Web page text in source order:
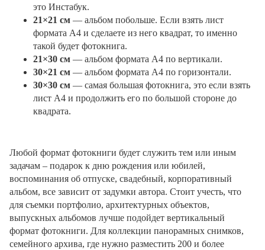
это Инстабук.
21×21 см — альбом побольше. Если взять лист
формата А4 и сделаете из него квадрат, то именно
такой будет фотокнига.
21×30 см — альбом формата А4 по вертикали.
30×21 см — альбом формата А4 по горизонтали.
30×30 см — самая большая фотокнига, это если взять
лист А4 и продолжить его по большой стороне до
квадрата.
Любой формат фотокниги будет служить тем или иным
задачам – подарок к дню рождения или юбилей,
воспоминания об отпуске, свадебный, корпоративный
альбом, все зависит от задумки автора. Стоит учесть, что
для съемки портфолио, архитектурных объектов,
выпускных альбомов лучше подойдет вертикальный
формат фотокниги. Для коллекции панорамных снимков,
семейного архива, где нужно разместить 200 и более